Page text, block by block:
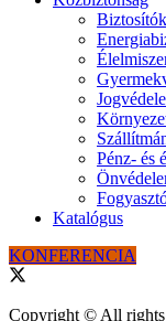
Biztosítók
Pénz- és
Katalógus
KONFERENCIA
Copyright © All rights